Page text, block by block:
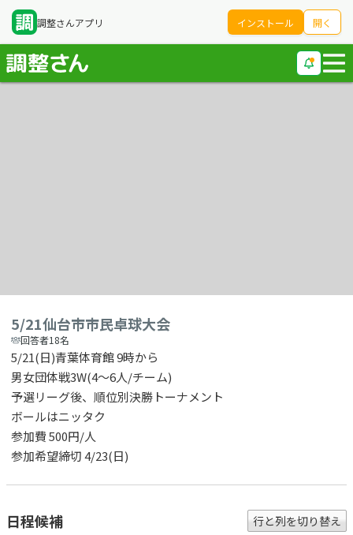
調整さんアプリ インストール 開く
5/21仙台市市民卓球大会
回答者18名
5/21(日)青葉体育館 9時から
男女団体戦3W(4～6人/チーム)
予選リーグ後、順位別決勝トーナメント
ボールはニッタク
参加費 500円/人
参加希望締切 4/23(日)
日程候補 行と列を切り替え